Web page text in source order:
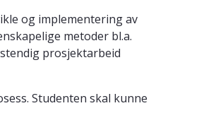
og implementering av
metoder bl.a.
prosjektarbeid
Studenten skal kunne